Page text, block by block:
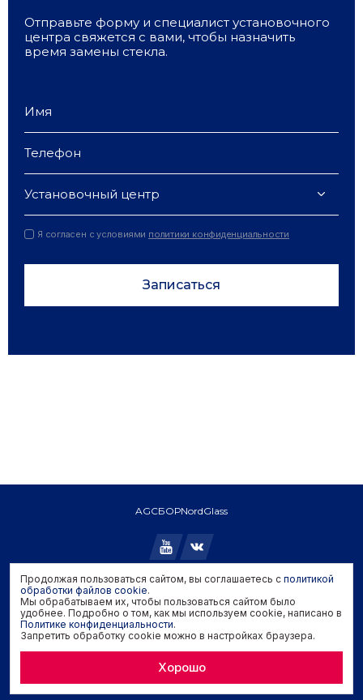
Отправьте форму и специалист установочного
центра свяжется с вами, чтобы назначить
время замены стекла.
Установочный центр
Я согласен с условиями политики конфиденциальности
Записаться
AGCБОРNordGlass
Copyright © 2026 AGC. All rights reserved.
Политика конфиденциальности
Политика обработки файлов cookie
Задать вопрос производителю
Developed byGenisoft
Продолжая пользоваться сайтом, вы соглашаетесь с политикой
обработки файлов cookie.
Мы обрабатываем их, чтобы пользоваться сайтом было
удобнее. Подробно о том, как мы используем cookie, написано в
Политике конфиденциальности.
Запретить обработку cookie можно в настройках браузера.
Хорошо